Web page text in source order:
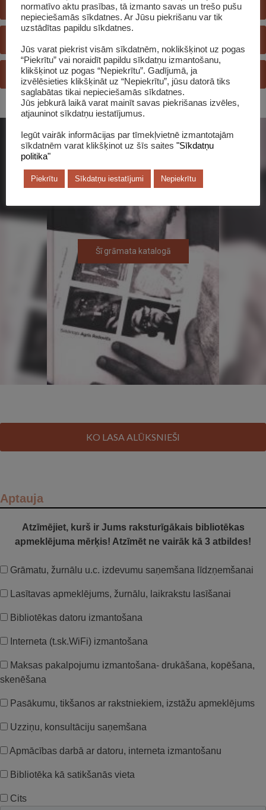
E-KATALOGS
JAUTĀ BIBLIOTEKĀRAM
Šī grāmata katalogā
KO LASA ALŪKSNIEŠI
Aptauja
Atzīmējiet, kurš ir Jums raksturīgākais bibliotēkas
apmeklējuma mērķis! Atzīmēt ne vairāk kā 3 atbildes!
Grāmatu, žurnālu u.c. izdevumu saņemšana līdzņemšanai
Lasītavas apmeklējums, žurnālu, laikrakstu lasīšanai
Bibliotēkas datoru izmantošana
Interneta (t.sk.WiFi) izmantošana
Maksas pakalpojumu izmantošana- drukāšana, kopēšana,
skenēšana
Pasākumu, tikšanos ar rakstniekiem, izstāžu apmeklējums
Uzziņu, konsultāciju saņemšana
Apmācības darbā ar datoru, interneta izmantošanu
Bibliotēka kā satikšanās vieta
Cits
normatīvo aktu prasības, tā izmanto savas un trešo pušu
nepieciešamās sīkdatnes. Ar Jūsu piekrišanu var tik
uzstādītas papildu sīkdatnes.
Jūs varat piekrist visām sīkdatnēm, noklikšķinot uz pogas
“Piekrītu” vai noraidīt papildu sīkdatņu izmantošanu,
klikšķinot uz pogas “Nepiekrītu”. Gadījumā, ja
izvēlēsieties klikšķināt uz “Nepiekrītu”, jūsu datorā tiks
saglabātas tikai nepieciešamās sīkdatnes.
Jūs jebkurā laikā varat mainīt savas piekrišanas izvēles,
atjauninot sīkdatņu iestatījumus.
Iegūt vairāk informācijas par tīmekļvietnē izmantotajām
sīkdatnēm varat klikšķinot uz šīs saites "Sīkdatņu
politika"
Piekrītu Sīkdatņu iestatījumi Nepiekrītu